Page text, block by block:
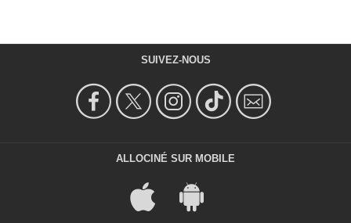
SUIVEZ-NOUS
ALLOCINÉ SUR MOBILE